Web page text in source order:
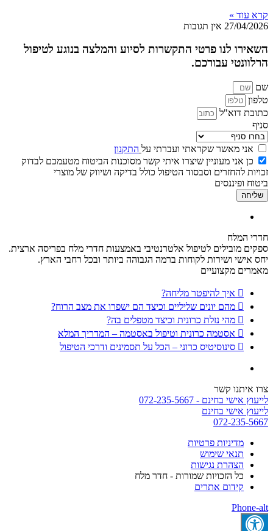
קרא עוד »
27/04/2026 אין תגובות
השאירו לנו פרטי התקשרות לסיוע והמלצה בנוגע לטיפול
הרלוונטי עבורכם.
שם
טלפון
כתובת דוא"ל
סניף
אני מאשר שקראתי ועברתי על התקנון
כן אני מעוניין שיצרו איתי קשר מסוכנות הביטוח מטעמכם לבדוק
זכויות להחזרים וסבסוד הטיפול כולל בדיקה ושיווק של מוצרי
ביטוח ופיננסים
שליחה
חדרי המלח
ספקים מובילים לטיפול אלטרנטיבי באמצעות חדרי מלח בפריסה ארצית.
יחס אישי ושירות לקוחות ברמה הגבוהה ביותר ובכל רחבי הארץ.
מאמרים מקצועיים
איך להיפטר מליחה?
מהם יונים שליליים וכיצד הם ישפרו את מצב הרוח?
מהי נזלת כרונית וכיצד מטפלים בה?
אסטמה כרונית וטיפול באסטמה – המדריך המלא
סינוסיטיס כרוני – הכל על תסמינים ודרכי הטיפול
צרו איתנו קשר
לייעוץ אישי בחינם - 072-235-5667
לייעוץ אישי בחינם
072-235-5667
מדיניות פרטיות
תנאי שימוש
הצהרת נגישות
כל הזכויות שמורות - חדר מלח
קידום אתרים
Phone-alt